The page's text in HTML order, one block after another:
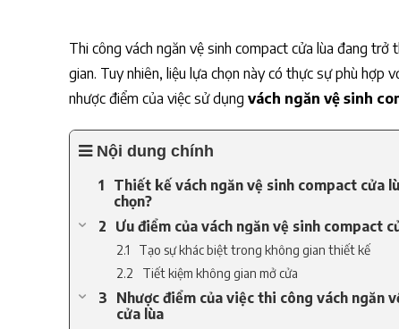
Thi công vách ngăn vệ sinh compact cửa lùa đang
gian. Tuy nhiên, liệu lựa chọn này có thực sự phù hợp
nhược điểm của việc sử dụng vách ngăn vệ sinh
Nội dung chính
Thiết kế vách ngăn vệ sinh compact cửa
chọn?
Ưu điểm của vách ngăn vệ sinh compact
Tạo sự khác biệt trong không gian thiết kế
Tiết kiệm không gian mở cửa
Nhược điểm của việc thi công vách ngăn
cửa lùa